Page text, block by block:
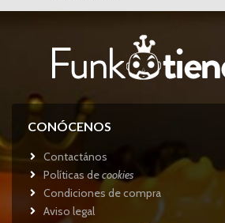
CONÓCENOS
Contactános
Políticas decookies
Condiciones de compra
Aviso legal